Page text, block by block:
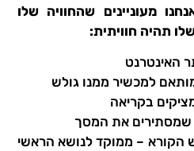
מעוניינים שהחוויה שלו
תהיה חוויתית:
האינטרנט
למכשיר ממנו גולש
בקריאה
שמסתירים את המסך
הקורא – ממוקד לנושא הראשי